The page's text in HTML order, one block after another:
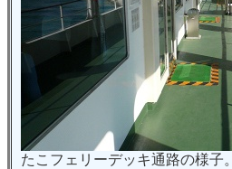
たこフェリーデッキ通路の様子。